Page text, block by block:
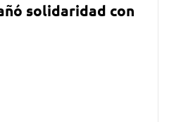
solidaridad con